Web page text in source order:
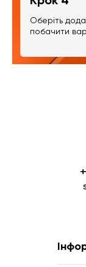
Оберіть
побачити